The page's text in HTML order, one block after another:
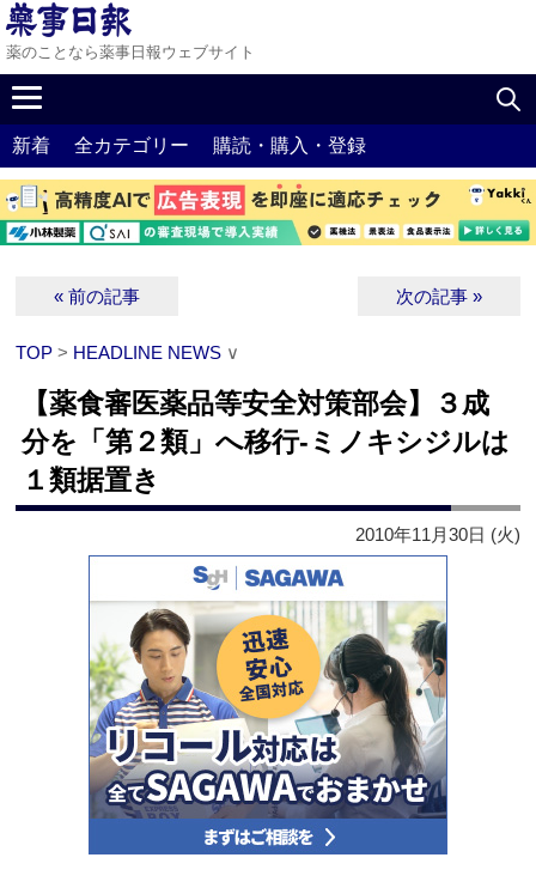
薬のことなら薬事日報ウェブサイト
新着 全カテゴリー 購読・購入・登録
« 前の記事 次の記事 »
TOP > HEADLINE NEWS ∨
【薬食審医薬品等安全対策部会】３成
分を「第２類」へ移行‐ミノキシジルは
１類据置き
2010年11月30日 (火)